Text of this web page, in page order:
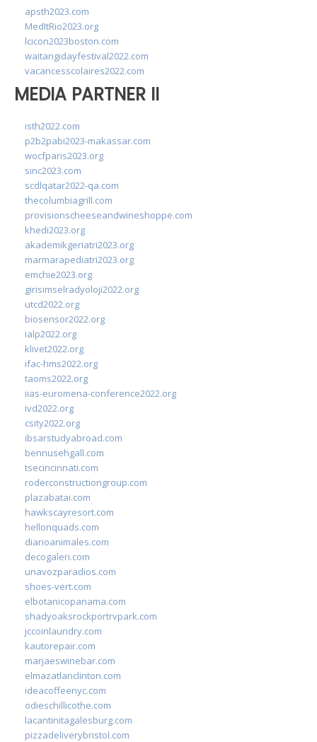
apsth2023.com
MedItRio2023.org
lcicon2023boston.com
waitangidayfestival2022.com
vacancesscolaires2022.com
MEDIA PARTNER II
isth2022.com
p2b2pabi2023-makassar.com
wocfparis2023.org
sinc2023.com
scdlqatar2022-qa.com
thecolumbiagrill.com
provisionscheeseandwineshoppe.com
khedi2023.org
akademikgeriatri2023.org
marmarapediatri2023.org
emchie2023.org
girisimselradyoloji2022.org
utcd2022.org
biosensor2022.org
ialp2022.org
klivet2022.org
ifac-hms2022.org
taoms2022.org
iias-euromena-conference2022.org
ivd2022.org
csity2022.org
ibsarstudyabroad.com
bennusehgall.com
tsecincinnati.com
roderconstructiongroup.com
plazabatai.com
hawkscayresort.com
hellonquads.com
diarioanimales.com
decogaleri.com
unavozparadios.com
shoes-vert.com
elbotanicopanama.com
shadyoaksrockportrvpark.com
jccoinlaundry.com
kautorepair.com
marjaeswinebar.com
elmazatlanclinton.com
ideacoffeenyc.com
odieschillicothe.com
lacantinitagalesburg.com
pizzadeliverybristol.com